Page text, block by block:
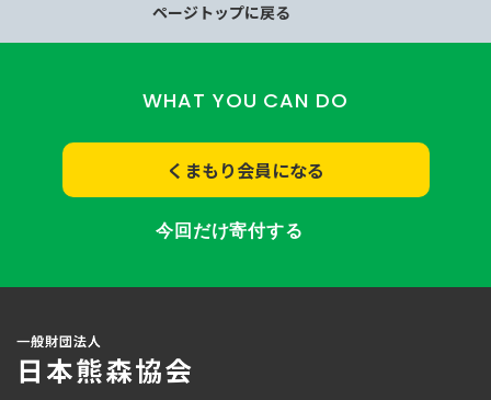
ページトップに戻る
WHAT YOU CAN DO
くまもり会員になる
今回だけ寄付する